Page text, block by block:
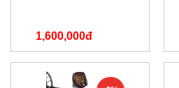
1,600,000đ
1,900,000đ